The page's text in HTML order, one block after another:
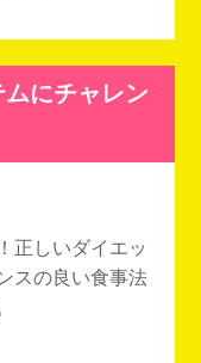
ムにチャレン
正しいダイエッ
スの良い食事法